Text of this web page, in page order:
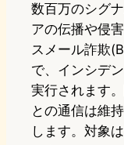
数百万のシグ
アの伝播や侵
スメール詐欺
で、インシデ
実行されます
との通信は維
します。対象